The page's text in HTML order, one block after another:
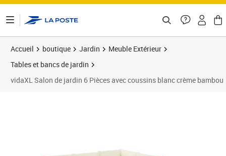
Accueil boutique Jardin
Meuble Extérieur
Tables et bancs de jardin
vidaXL Salon de jardin 6 Pièces avec coussins blanc crème bambou